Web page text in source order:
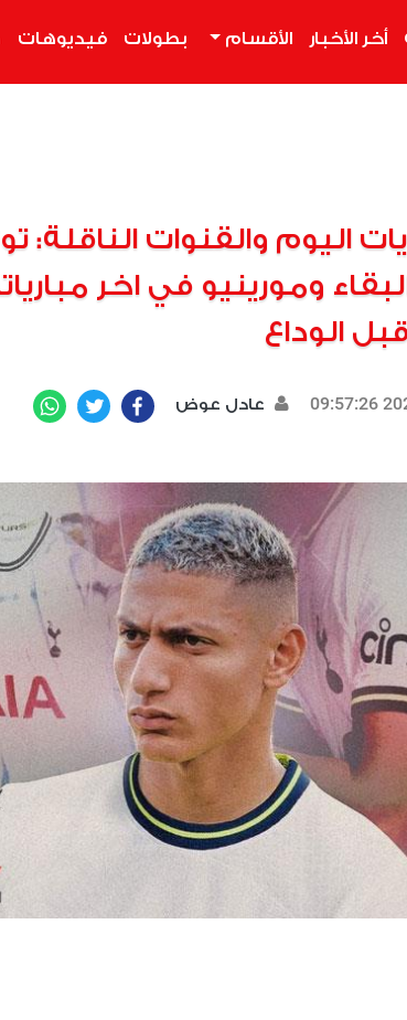
أخر الأخبار الأقسام بطولات فيديوهات
اليوم والقنوات الناقلة:
ومورينيو في اخر
الوداع
عادل عوض Facebook
Twitter